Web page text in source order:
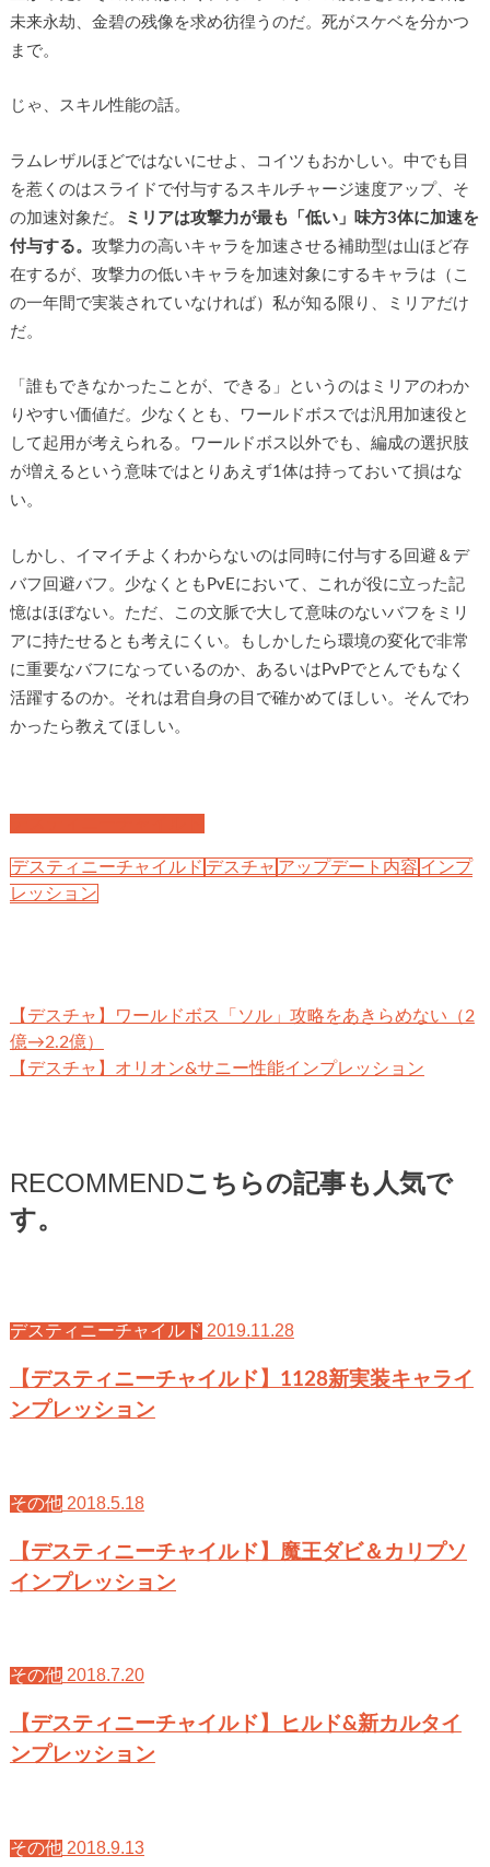
未来永劫、金碧の残像を求め彷徨うのだ。死がスケベを分かつ
まで。
じゃ、スキル性能の話。
ラムレザルほどではないにせよ、コイツもおかしい。中でも目
を惹くのはスライドで付与するスキルチャージ速度アップ、そ
の加速対象だ。
ミリアは攻撃力が最も「低い」味方3体に加速を
付与する。 攻撃力の高いキャラを加速させる補助型は山ほど存
在するが、攻撃力の低いキャラを加速対象にするキャラは（こ
の一年間で実装されていなければ）私が知る限り、ミリアだけ
だ。
「誰もできなかったことが、できる」というのはミリアのわか
りやすい価値だ。少なくとも、ワールドボスでは汎用加速役と
して起用が考えられる。ワールドボス以外でも、編成の選択肢
が増えるという意味ではとりあえず1体は持っておいて損はな
い。
しかし、イマイチよくわからないのは同時に付与する回避＆デ
バフ回避バフ。少なくともPvEにおいて、これが役に立った記
憶はほぼない。ただ、この文脈で大して意味のないバフをミリ
アに持たせるとも考えにくい。もしかしたら環境の変化で非常
に重要なバフになっているのか、あるいはPvPでとんでもなく
活躍するのか。それは君自身の目で確かめてほしい。そんでわ
かったら教えてほしい。
デスティニーチャイルド デスチャ アップデート内容 インプ
レッション
【デスチャ】ワールドボス「ソル」攻略をあきらめない（2
億→2.2億）
【デスチャ】オリオン&サニー性能インプレッション
RECOMMENDこちらの記事も人気で
す。
デスティニーチャイルド 2019.11.28
【デスティニーチャイルド】1128新実装キャライ
ンプレッション
その他 2018.5.18
【デスティニーチャイルド】魔王ダビ＆カリプソ
インプレッション
その他 2018.7.20
【デスティニーチャイルド】ヒルド&新カルタイ
ンプレッション
その他 2018.9.13